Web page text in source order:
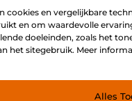
cookies en vergelijkbare
en om waardevolle
doeleinden, zoals het
het sitegebruik. Meer
Alles